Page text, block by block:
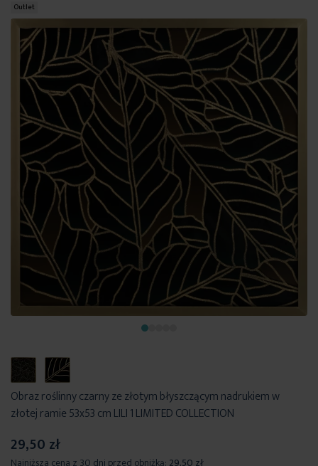
Outlet
Obraz roślinny czarny ze złotym błyszczącym nadrukiem w
złotej ramie 53x53 cm LILI 1 LIMITED COLLECTION
29,50 zł
Najniższa cena z 30 dni przed obniżką: 29,50 zł